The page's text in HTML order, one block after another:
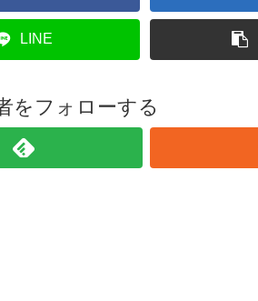
LINE
をフォローする